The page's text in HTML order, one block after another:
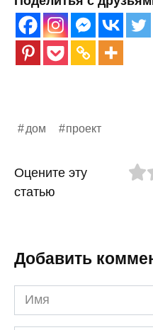
дом проект
Оцените эту
статью
Добавить
Имя
*